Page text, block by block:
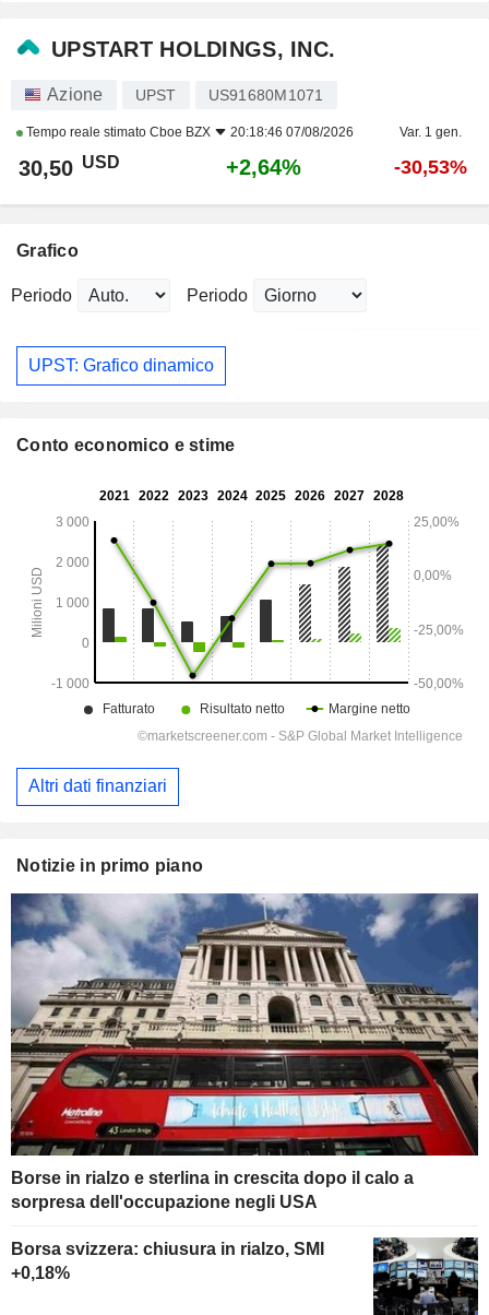
UPSTART HOLDINGS, INC.
Azione UPST US91680M1071
Tempo reale stimato Cboe BZX 20:18:46 07/08/2026 Var. 1 gen.
30,50 USD +2,64% -30,53%
Grafico
Periodo Periodo
UPST: Grafico dinamico
Conto economico e stime
Altri dati finanziari
Notizie in primo piano
Borse in rialzo e sterlina in crescita dopo il calo a
sorpresa dell'occupazione negli USA
Borsa svizzera: chiusura in rialzo, SMI
+0,18%